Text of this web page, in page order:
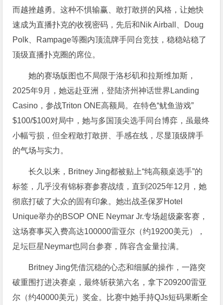
而越挫越勇。这种不惧输赢、敢打敢拼的风格，让她快
速成为直播扑克的收视密码，先后和Nik Airball、Doug
Polk、Rampage等圈内顶流牌手同台竞技，稳稳站稳了
顶级直播扑克圈的席位。
她的赛场版图也不局限于洛杉矶和拉斯维加斯，
2025年9月，她远赴亚洲，登陆济州神话世界Landing
Casino，参战Triton ONE高额局。在特色“鱿鱼游戏”
$100/$100对局中，她与多国顶尖选手同台博弈，虽最终
小幅亏损，但全程敢打敢拼、手感在线，尽显顶级牌手
的气场与实力。
长久以来，Britney Jing都被贴上“纯高额桌选手”的
标签，几乎没有锦标赛参赛战绩，直到2025年12月，她
彻底打破了大众的固有印象。她出战圣保罗Hotel
Unique举办的BSOP ONE Neymar Jr.专场超级豪客赛，
这场赛事买入费高达100000雷亚尔（约19200美元），
足坛巨星Neymar也同台参赛，阵容含金量拉满。
Britney Jing凭借沉稳的心态和细腻的操作，一路突
破重围打进决赛桌，最终斩获第六名，拿下209200雷亚
尔（约40000美元）奖金。比赛中她手持QJs短码果断全